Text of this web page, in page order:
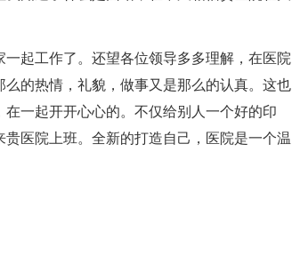
起工作了。还望各位领导多多理解，在医院
的热情，礼貌，做事又是那么的认真。这也
一起开开心心的。不仅给别人一个好的印
医院上班。全新的打造自己，医院是一个温